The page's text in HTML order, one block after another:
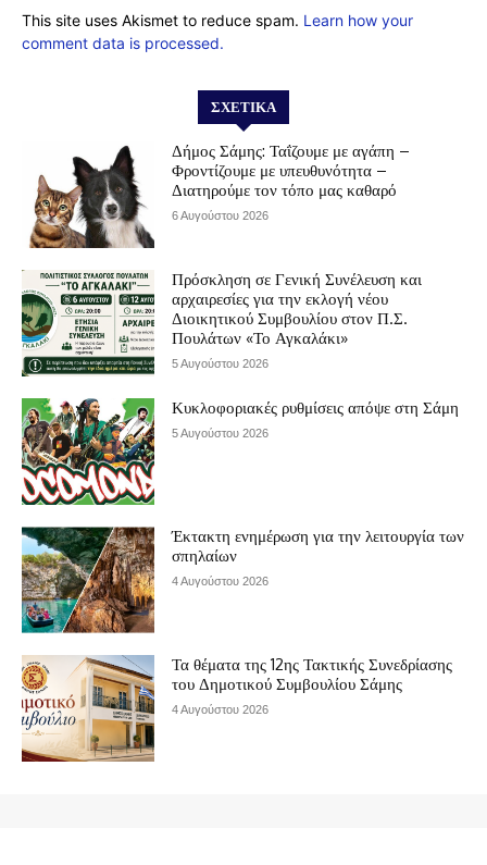
This site uses Akismet to reduce spam. Learn how your
comment data is processed.
ΣΧΕΤΙΚΆ
Δήμος Σάμης: Ταΐζουμε με αγάπη –
Φροντίζουμε με υπευθυνότητα –
Διατηρούμε τον τόπο μας καθαρό
6 Αυγούστου 2026
Πρόσκληση σε Γενική Συνέλευση και
αρχαιρεσίες για την εκλογή νέου
Διοικητικού Συμβουλίου στον Π.Σ.
Πουλάτων «Το Αγκαλάκι»
5 Αυγούστου 2026
Κυκλοφοριακές ρυθμίσεις απόψε στη Σάμη
5 Αυγούστου 2026
Έκτακτη ενημέρωση για την λειτουργία των
σπηλαίων
4 Αυγούστου 2026
Τα θέματα της 12ης Τακτικής Συνεδρίασης
του Δημοτικού Συμβουλίου Σάμης
4 Αυγούστου 2026